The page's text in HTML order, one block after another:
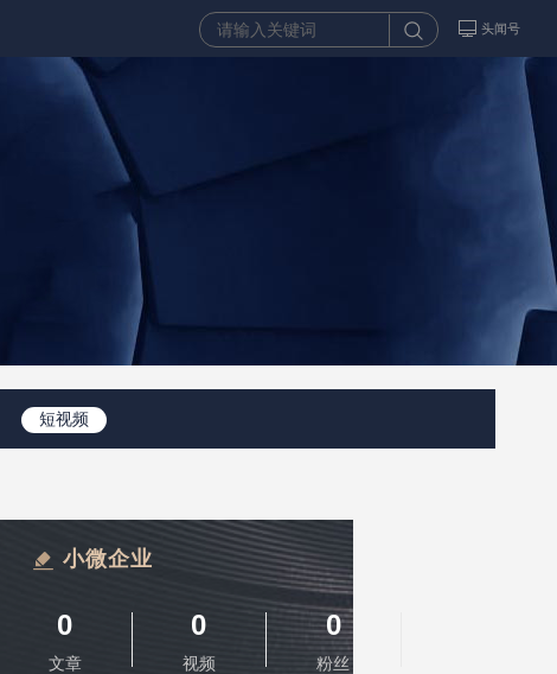
头闻号
短视频
小微企业
0
文章
0
视频
0
粉丝